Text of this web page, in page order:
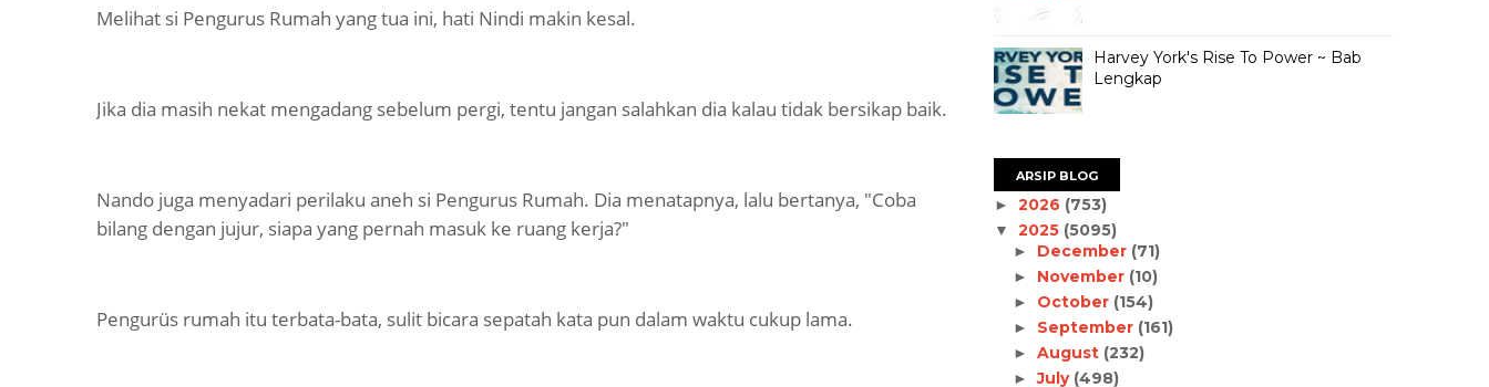
Melihat si Pengurus Rumah yang tua ini, hati Nindi makin kesal.
Jika dia masih nekat mengadang sebelum pergi, tentu jangan salahkan dia kalau tidak bersikap baik.
Nando juga menyadari perilaku aneh si Pengurus Rumah. Dia menatapnya, lalu bertanya, "Coba
bilang dengan jujur, siapa yang pernah masuk ke ruang kerja?"
Pengurüs rumah itu terbata-bata, sulit bicara sepatah kata pun dalam waktu cukup lama.
Harvey York's Rise To Power ~ Bab
Lengkap
ARSIP BLOG
► 2026 (753)
▼ 2025 (5095)
► December (71)
► November (10)
► October (154)
► September (161)
► August (232)
►July (498)